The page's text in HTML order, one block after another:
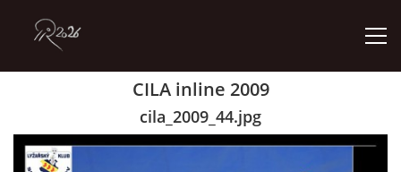
GALERIE
CILA inline 2009
cila_2009_44.jpg